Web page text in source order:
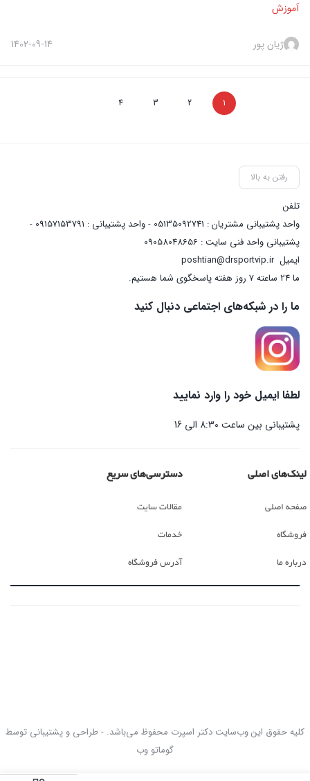
آموزش
ژیان پور 1402-09-14
1
2
3
4
رفتن به بالا
تلفن
واحد پشتیبانی مشتریان : 05135092741 - واحد پشتیبانی : 09157153791 -
پشتیبانی واحد فنی سایت : 09058048656
ایمیلposhtian@drsportvip.ir
ما 24 ساعته 7 روز هفته پاسخگوی شما هستیم.
ما را در شبکه‌های اجتماعی دنبال کنید
لطفا ایمیل خود را وارد نمایید
پشتیبانی بین ساعت 8:30 الی 16
لینک‌های اصلی
صفحه اصلی
فروشگاه
درباره ما
دسترسی‌های سریع
مقالات سایت
خدمات
آدرس فروشگاه
کلیه حقوق این وب‌سایت دکتر اسپرت محفوظ می‌باشد. - طراحی و پشتیبانی توسط
گوماتو وب